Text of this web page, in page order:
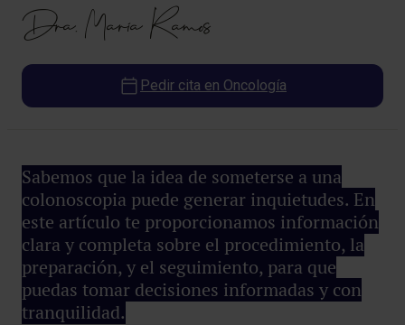
Sabemos que la idea de someterse a una
colonoscopia puede generar inquietudes. En
este artículo te proporcionamos información
clara y completa sobre el procedimiento, la
preparación, y el seguimiento, para que
puedas tomar decisiones informadas y con
tranquilidad.
Dra. María Ramos
Pedir cita en Oncología